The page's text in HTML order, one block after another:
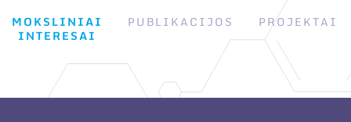
Nuorodos
Narystė nacionalinėse ir tarptautinėse
organizacijose bei asociacijose
Mokslininkai emeritai
Darbuotojų kontaktai
MOKSLINIAI
INTERESAI
PUBLIKACIJOS PROJEKTAI